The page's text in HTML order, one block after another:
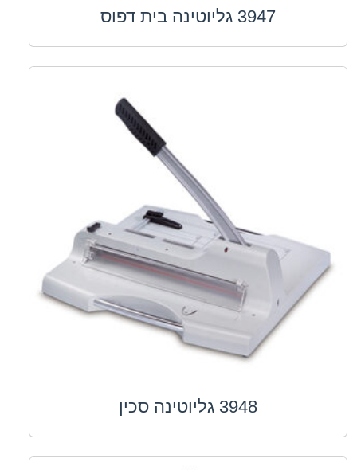
3947 גליוטינה בית דפוס
3948 גליוטינה סכין